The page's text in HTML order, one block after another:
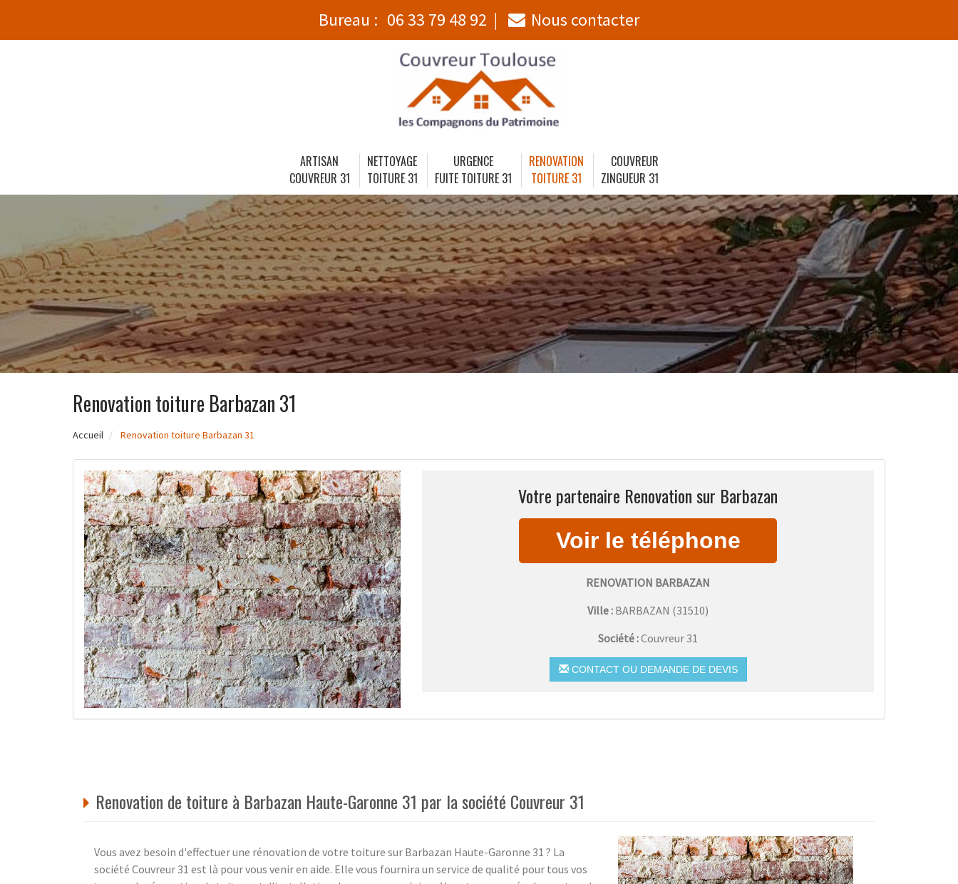
Bureau : 06 33 79 48 92 Nous contacter
ARTISAN
COUVREUR 31
NETTOYAGE
TOITURE 31
URGENCE
FUITE TOITURE 31
RENOVATION
TOITURE 31
COUVREUR
ZINGUEUR 31
Renovation toiture Barbazan 31
Accueil Renovation toiture Barbazan 31
Votre partenaire Renovation sur Barbazan
RENOVATION BARBAZAN
Ville : BARBAZAN (31510)
Société :Couvreur 31
CONTACT OU DEMANDE DE DEVIS
Renovation de toiture à Barbazan Haute-Garonne 31 par la société Couvreur 31
Vous avez besoin d'effectuer une rénovation de votre toiture sur Barbazan Haute-Garonne 31 ? La
société Couvreur 31 est là pour vous venir en aide. Elle vous fournira un service de qualité pour tous vos